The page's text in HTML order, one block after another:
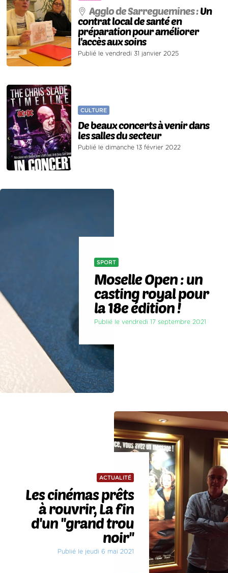
Agglo de Sarreguemines :Un
contrat local de santé en
préparation pour améliorer
l'accès aux soins
Publié le vendredi 31 janvier 2025
CULTURE
De beaux concerts à venir dans
les salles du secteur
Publié le dimanche 13 février 2022
SPORT
Moselle Open : un
casting royal pour
la 18e édition !
Publié le vendredi 17 septembre 2021
ACTUALITÉ
Les cinémas prêts
à rouvrir, La fin
d'un ''grand trou
noir''
Publié le jeudi 6 mai 2021